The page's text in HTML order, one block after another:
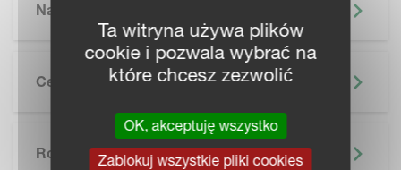
Najważniejsze Informacje
Cechy
Rolnictwo Precyzyjne
Ta witryna używa plików
cookie i pozwala wybrać na
które chcesz zezwolić
OK, akceptuję wszystko
Zablokuj wszystkie pliki cookies